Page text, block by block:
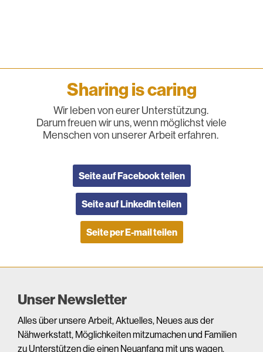
Sharing is caring
Wir leben von eurer Unterstützung.
Darum freuen wir uns, wenn möglichst viele
Menschen von unserer Arbeit erfahren.
Seite auf Facebook teilen
Seite auf LinkedIn teilen
Seite per E-mail teilen
Unser Newsletter
Alles über unsere Arbeit, Aktuelles, Neues aus der
Nähwerkstatt, Möglichkeiten mitzumachen und Familien
zu Unterstützen die einen Neuanfang mit uns wagen.